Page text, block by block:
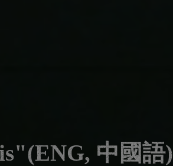
中國語)